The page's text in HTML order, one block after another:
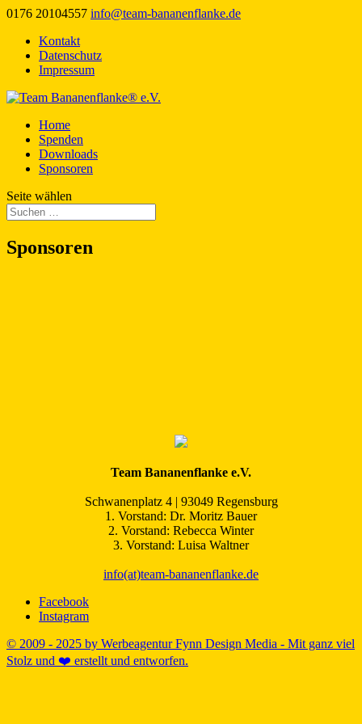
0176 20104557 info@team-bananenflanke.de
Kontakt
Datenschutz
Impressum
Home
Spenden
Downloads
Sponsoren
Seite wählen
Sponsoren
Team Bananenflanke e.V.
Schwanenplatz 4 | 93049 Regensburg
1. Vorstand: Dr. Moritz Bauer
2. Vorstand: Rebecca Winter
3. Vorstand: Luisa Waltner
info(at)team-bananenflanke.de
Facebook
Instagram
© 2009 - 2025 by Werbeagentur Fynn Design Media - Mit ganz viel
Stolz und ❤️ erstellt und entworfen.